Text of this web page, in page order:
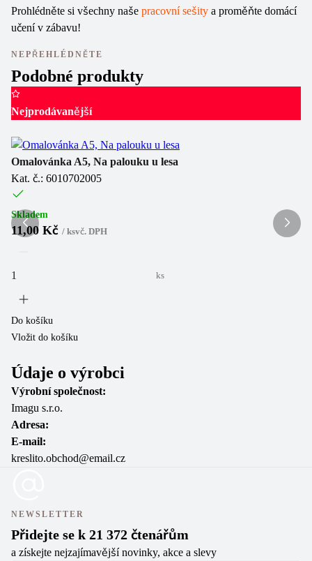
Prohlédněte si všechny naše pracovní sešity a proměňte domácí
učení v zábavu!
NEPŘEHLÉDNĚTE
Podobné produkty
Nejprodávanější
Omalovánka A5, Na palouku u lesa
Kat. č.: 6010702005
Skladem
11,00 Kč / ksvč. DPH
ks
Do košíku
Vložit do košíku
Údaje o výrobci
Výrobní společnost:
Imagu s.r.o.
Adresa:
E-mail:
kreslito.obchod@email.cz
NEWSLETTER
Přidejte se k 21 372 čtenářům
a získejte nejzajímavější novinky, akce a slevy